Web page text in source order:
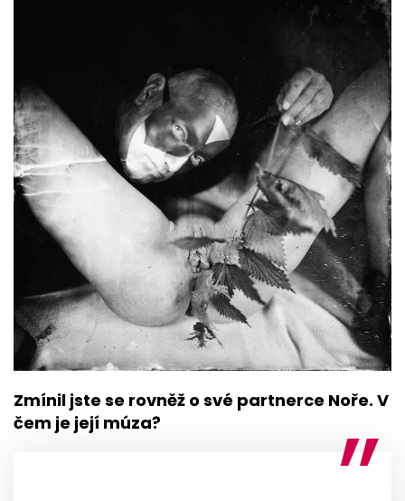
Zmínil jste se rovněž o své partnerce Noře. V
čem je její múza?